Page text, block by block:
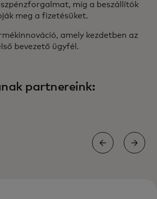
míg a beszállítók
meg a fizetésüket.
amely kezdetben az
bevezető ügyfél.
partnereink: